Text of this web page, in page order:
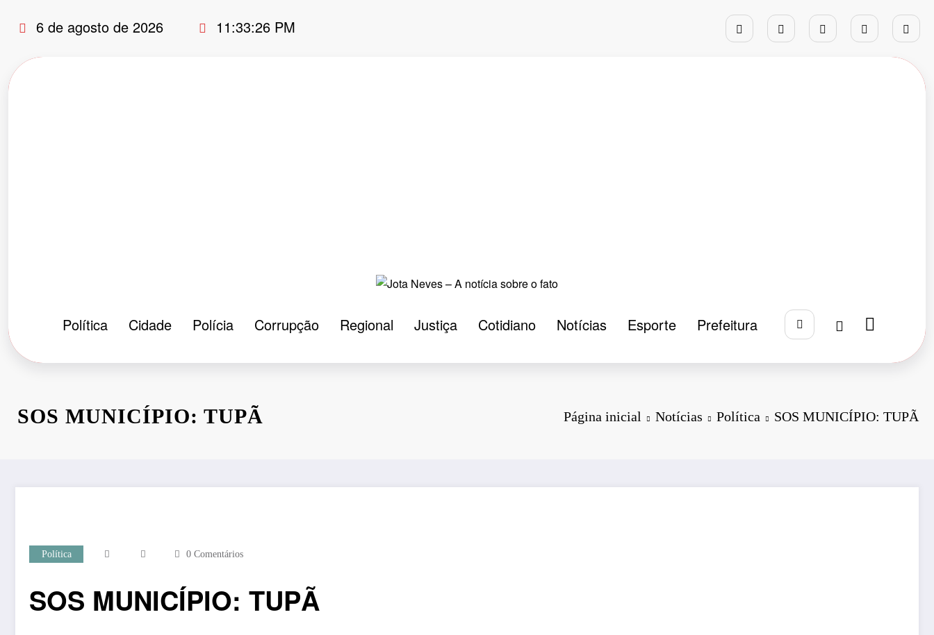
para
conteúdo
6 de agosto de 2026 11:33:27 PM
Política Cidade Polícia Corrupção Regional Justiça Cotidiano Notícias Esporte Prefeitura
SOS MUNICÍPIO: TUPÃ Página inicial Notícias Política SOS MUNICÍPIO: TUPÃ
Política 0 Comentários
SOS MUNICÍPIO: TUPÃ